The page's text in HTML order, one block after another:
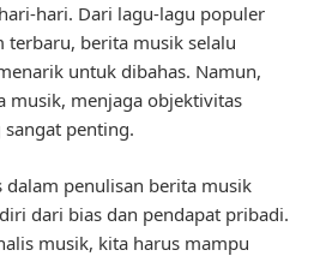
hari. Dari lagu-lagu populer
terbaru, berita musik selalu
untuk dibahas. Namun,
musik, menjaga objektivitas
penting.
penulisan berita musik
dari bias dan pendapat pribadi.
musik, kita harus mampu